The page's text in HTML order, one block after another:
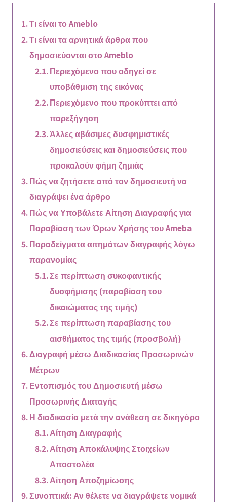
Τι είναι το Ameblo
Τι είναι τα αρνητικά άρθρα που
δημοσιεύονται στο Ameblo
Περιεχόμενο που οδηγεί σε
υποβάθμιση της εικόνας
Περιεχόμενο που προκύπτει από
παρεξήγηση
Άλλες αβάσιμες δυσφημιστικές
δημοσιεύσεις και δημοσιεύσεις που
προκαλούν φήμη ζημιάς
Πώς να ζητήσετε από τον δημοσιευτή να
διαγράψει ένα άρθρο
Πώς να Υποβάλετε Αίτηση Διαγραφής για
Παραβίαση των Όρων Χρήσης του Ameba
Παραδείγματα αιτημάτων διαγραφής λόγω
παρανομίας
Σε περίπτωση συκοφαντικής
δυσφήμισης (παραβίαση του
δικαιώματος της τιμής)
Σε περίπτωση παραβίασης του
αισθήματος της τιμής (προσβολή)
Διαγραφή μέσω Διαδικασίας Προσωρινών
Μέτρων
Εντοπισμός του Δημοσιευτή μέσω
Προσωρινής Διαταγής
Η διαδικασία μετά την ανάθεση σε δικηγόρο
Αίτηση Διαγραφής
Αίτηση Αποκάλυψης Στοιχείων
Αποστολέα
Αίτηση Αποζημίωσης
Συνοπτικά: Αν θέλετε να διαγράψετε νομικά